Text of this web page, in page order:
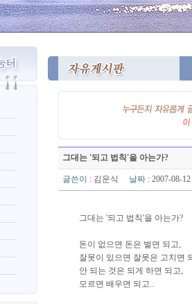
그대는 '되고 법칙'을 아는가?
글쓴이 : 김운식 날짜 : 2007-08-
그대는 '되고 법칙'을 아는가?
돈이 없으면 돈은 벌면 되고,
잘못이 있으면 잘못은 고치면
안 되는 것은 되게 하면 되고,
모르면 배우면 되고..